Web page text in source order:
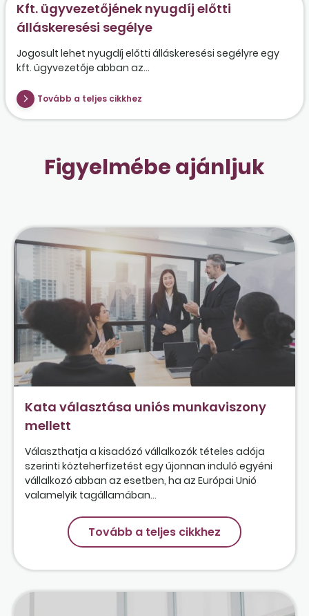
Kft. ügyvezetőjének nyugdíj előtti
álláskeresési segélye
Jogosult lehet nyugdíj előtti álláskeresési segélyre egy
kft. ügyvezetője abban az...
Tovább a teljes cikkhez
Figyelmébe ajánljuk
Kata választása uniós munkaviszony
mellett
Választhatja a kisadózó vállalkozók tételes adója
szerinti közteherfizetést egy újonnan induló egyéni
vállalkozó abban az esetben, ha az Európai Unió
valamelyik tagállamában...
Tovább a teljes cikkhez